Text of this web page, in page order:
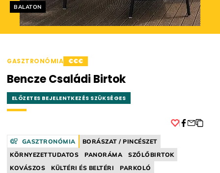
Helyszín címkék:
BALATON
GASZTRONÓMIA €€€
Bencze Családi Birtok
ELŐZETES BEJELENTKEZÉS SZÜKSÉGES
GASZTRONÓMIA
BORÁSZAT / PINCÉSZET
KÖRNYEZETTUDATOS
PANORÁMA
SZŐLŐBIRTOK
KOVÁSZOS
KÜLTÉRI ÉS BELTÉRI
PARKOLÓ